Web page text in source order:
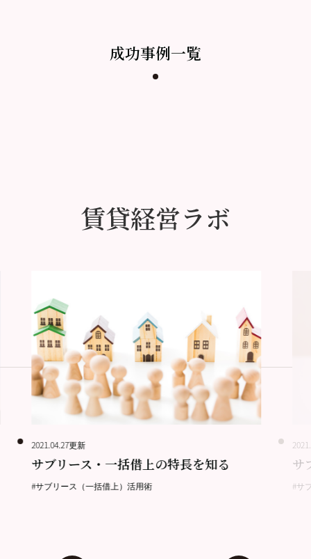
成功事例一覧
賃貸経営ラボ
2021.04.27更新
サブリース・一括借上の特長を知る
#サブリース（一括借上）活用術
サ
#サ